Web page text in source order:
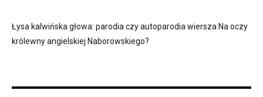
Łysa kalwińska głowa: parodia czy autoparodia wiersza Na oczy
królewny angielskiej Naborowskiego?